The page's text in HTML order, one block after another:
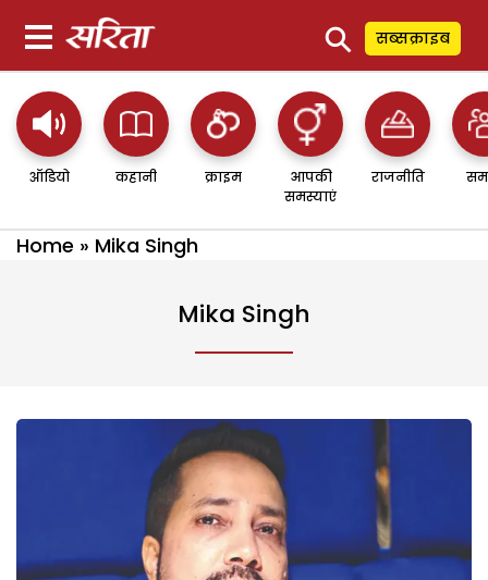
⚲ सब्सक्राइब
ऑडियो कहानी क्राइम
आपकी
समस्याएं
राजनीति
Home » Mika Singh
Mika Singh